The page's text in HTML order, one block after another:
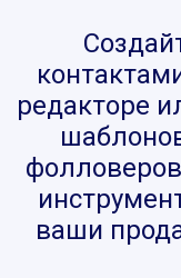
редакторе
ваши